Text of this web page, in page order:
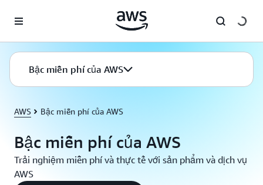
Bậc miễn phí của AWS
AWS Bậc miễn phí của AWS
Bậc miễn phí của AWS
Trải nghiệm miễn phí và thực tế với sản phẩm và dịch vụ
AWS